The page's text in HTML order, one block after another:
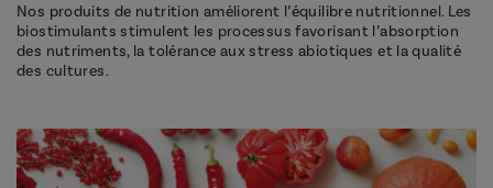
Nos produits de nutrition améliorent l’équilibre nutritionnel. Les
biostimulants stimulent les processus favorisant l’absorption
des nutriments, la tolérance aux stress abiotiques et la qualité
des cultures.